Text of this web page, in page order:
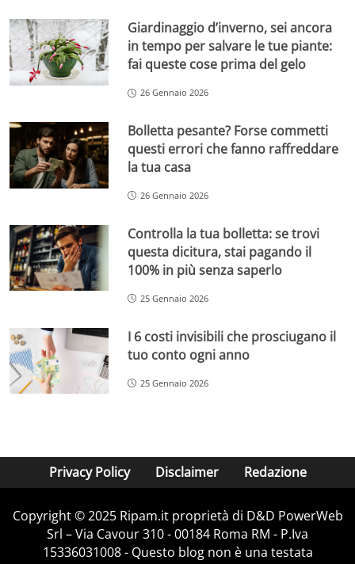
Giardinaggio d’inverno, sei ancora
in tempo per salvare le tue piante:
fai queste cose prima del gelo
26 Gennaio 2026
Bolletta pesante? Forse commetti
questi errori che fanno raffreddare
la tua casa
26 Gennaio 2026
Controlla la tua bolletta: se trovi
questa dicitura, stai pagando il
100% in più senza saperlo
25 Gennaio 2026
I 6 costi invisibili che prosciugano il
tuo conto ogni anno
25 Gennaio 2026
Privacy Policy Disclaimer Redazione
Copyright © 2025 Ripam.it proprietà di D&D PowerWeb
Srl – Via Cavour 310 - 00184 Roma RM - P.Iva
15336031008 - Questo blog non è una testata